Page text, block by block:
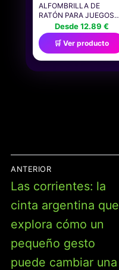
ALFOMBRILLA DE
RATÓN PARA JUEGOS
JAHOSIN CON BORDES
COSIDOS,
ALFOMBRILLA DE
RATÓN EXTENDIDA
[70X30CM] CON BASE
DE GOMA NATURAL
Desde 12.89 €
🛒 Ver producto
DE
ENTRADAS
ANTERIOR
Entrada
anterior:
Las corrientes: la
cinta argentina que
explora cómo un
pequeño gesto
puede cambiar una